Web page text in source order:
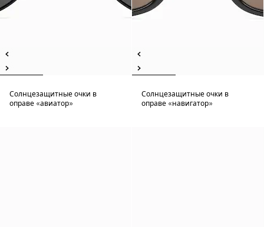
Солнцезащитные очки в
оправе «авиатор»
Солнцезащитные очки в
оправе «навигатор»